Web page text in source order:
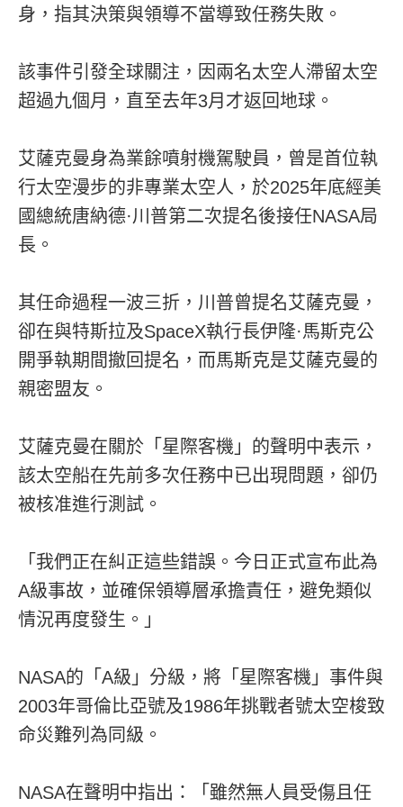
身，指其決策與領導不當導致任務失敗。
該事件引發全球關注，因兩名太空人滯留太空
超過九個月，直至去年3月才返回地球。
艾薩克曼身為業餘噴射機駕駛員，曾是首位執
行太空漫步的非專業太空人，於2025年底經美
國總統唐納德·川普第二次提名後接任NASA局
長。
其任命過程一波三折，川普曾提名艾薩克曼，
卻在與特斯拉及SpaceX執行長伊隆·馬斯克公
開爭執期間撤回提名，而馬斯克是艾薩克曼的
親密盟友。
艾薩克曼在關於「星際客機」的聲明中表示，
該太空船在先前多次任務中已出現問題，卻仍
被核准進行測試。
「我們正在糾正這些錯誤。今日正式宣布此為
A級事故，並確保領導層承擔責任，避免類似
情況再度發生。」
NASA的「A級」分級，將「星際客機」事件與
2003年哥倫比亞號及1986年挑戰者號太空梭致
命災難列為同級。
NASA在聲明中指出：「雖然無人員受傷且任